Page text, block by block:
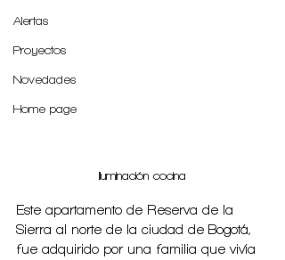
Alertas
Proyectos
Novedades
Home page
Iluminación cocina
Este apartamento de Reserva de la
Sierra al norte de la ciudad de Bogotá,
fue adquirido por una familia que vivía